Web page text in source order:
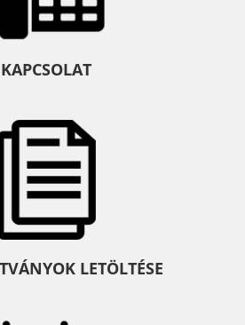
KAPCSOLAT
LETÖLTÉSE